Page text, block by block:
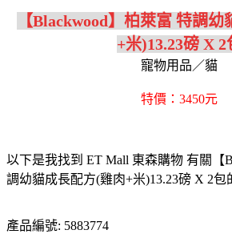
【Blackwood】柏萊富 特調
+米)13.23磅 X 2
寵物用品／貓
特價：3450元
以下是我找到 ET Mall 東森購物 有關【
調幼貓成長配方(雞肉+米)13.23磅 X 2包
產品編號: 5883774